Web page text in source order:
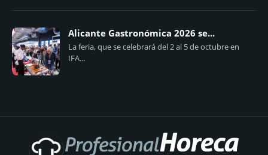
Alicante Gastronómica 2026 se...
La feria, que se celebrará del 2 al 5 de octubre en
IFA...